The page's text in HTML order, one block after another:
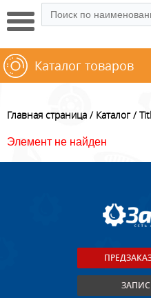
Каталог товаров
Главная страница Каталог
Элемент не найден